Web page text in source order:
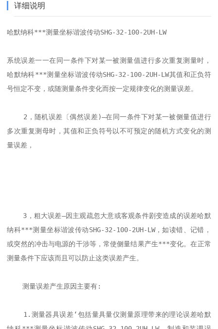
详细说明
哈默纳科***测量坐标谐波传动SHG-32-100-2UH-LW
系统误差一一在同一条件下对某一被测量值进行多次重复测量时，
哈默纳科***测量坐标谐波传动SHG-32-100-2UH-LW其值和正负符
号恒定不变，或随测量条件变化而按一定规律变化的测量误差。
多次重复测母时，其值和正负符号以不可预定的随机方式变化的测
量误差，
纳科***测量坐标谐波传动SHG-32-100-2UH-LW，如读错、记错，
或突然的冲击与电源的干涉等，常使侧量结果产生***变化。在正常
测量条件下应该而且可以防止这类误差产生。
    测量误差产生原因主要有: